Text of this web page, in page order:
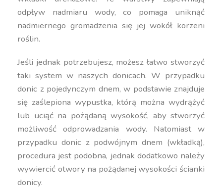
odpływ nadmiaru wody, co pomaga uniknąć
nadmiernego gromadzenia się jej wokół korzeni
roślin.
Jeśli jednak potrzebujesz, możesz łatwo stworzyć
taki system w naszych donicach. W przypadku
donic z pojedynczym dnem, w podstawie znajduje
się zaślepiona wypustka, którą można wydrążyć
lub uciąć na pożądaną wysokość, aby stworzyć
możliwość odprowadzania wody. Natomiast w
przypadku donic z podwójnym dnem (wkładką),
procedura jest podobna, jednak dodatkowo należy
wywiercić otwory na pożądanej wysokości ścianki
donicy.